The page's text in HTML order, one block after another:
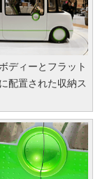
ディーとフラット
配置された収納ス